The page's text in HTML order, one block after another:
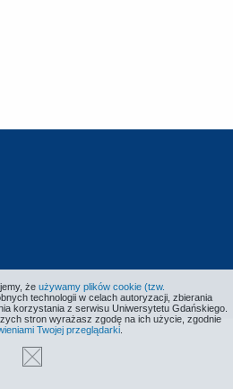
że używamy plików cookie (tzw.
technologii w celach autoryzacji, zbierania
korzystania z serwisu Uniwersytetu Gdańskiego.
stron wyrażasz zgodę na ich użycie, zgodnie
Twojej przeglądarki